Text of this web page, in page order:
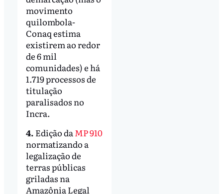
movimento
quilombola-
Conaq estima
existirem ao redor
de 6 mil
comunidades) e há
1.719 processos de
titulação
paralisados no
Incra.
4. Edição daMP 910
normatizando a
legalização de
terras públicas
griladas na
Amazônia Legal